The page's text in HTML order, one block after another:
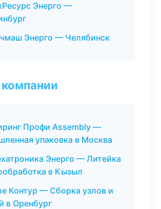
Энерго —
Энерго — Челябинск
Профи Assembly —
упаковка в Москва
Энерго — Литейка
в Кызыл
Контур — Сборка узлов и
в Оренбург